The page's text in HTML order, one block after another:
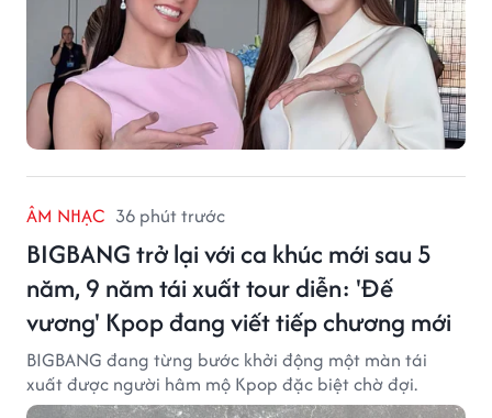
ÂM NHẠC 36 phút trước
BIGBANG trở lại với ca khúc mới sau 5
năm, 9 năm tái xuất tour diễn: 'Đế
vương' Kpop đang viết tiếp chương mới
BIGBANG đang từng bước khởi động một màn tái
xuất được người hâm mộ Kpop đặc biệt chờ đợi.